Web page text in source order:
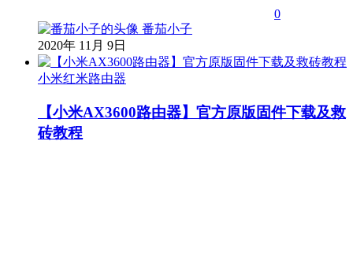
0
番茄小子
2020年 11月 9日
小米红米路由器
【小米AX3600路由器】官方原版固件下载及救
砖教程